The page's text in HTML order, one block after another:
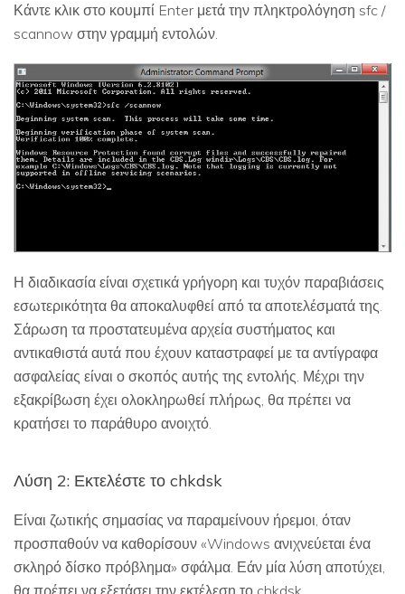
Κάντε κλικ στο κουμπί Enter μετά την πληκτρολόγηση sfc /
scannow στην γραμμή εντολών.
Η διαδικασία είναι σχετικά γρήγορη και τυχόν παραβιάσεις
εσωτερικότητα θα αποκαλυφθεί από τα αποτελέσματά της.
Σάρωση τα προστατευμένα αρχεία συστήματος και
αντικαθιστά αυτά που έχουν καταστραφεί με τα αντίγραφα
ασφαλείας είναι ο σκοπός αυτής της εντολής. Μέχρι την
εξακρίβωση έχει ολοκληρωθεί πλήρως, θα πρέπει να
κρατήσει το παράθυρο ανοιχτό.
Λύση 2: Εκτελέστε το chkdsk
Είναι ζωτικής σημασίας να παραμείνουν ήρεμοι, όταν
προσπαθούν να καθορίσουν «Windows ανιχνεύεται ένα
σκληρό δίσκο πρόβλημα» σφάλμα. Εάν μία λύση αποτύχει,